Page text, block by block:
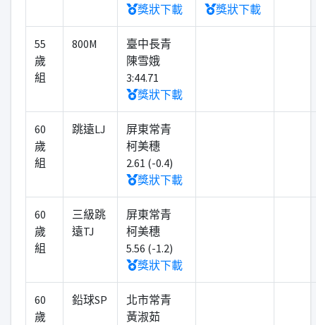
獎狀下載
獎狀下載
55
歲
組
800M
臺中長青
陳雪娥
3:44.71
獎狀下載
60
歲
組
跳遠LJ
屏東常青
柯美穗
2.61 (-0.4)
獎狀下載
60
歲
組
三級跳
遠TJ
屏東常青
柯美穗
5.56 (-1.2)
獎狀下載
60
歲
鉛球SP
北市常青
黃淑茹